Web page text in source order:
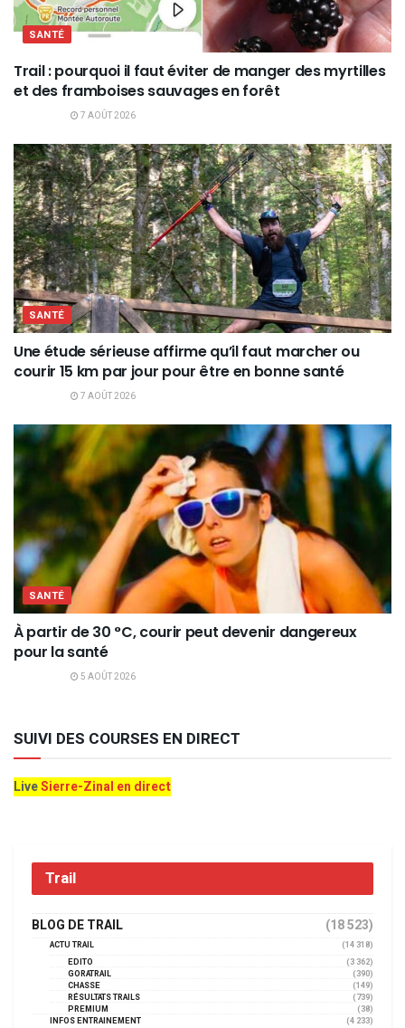
SANTÉ
Trail : pourquoi il faut éviter de manger des myrtilles
et des framboises sauvages en forêt
7 AOÛT 2026
SANTÉ
Une étude sérieuse affirme qu’il faut marcher ou
courir 15 km par jour pour être en bonne santé
7 AOÛT 2026
SANTÉ
À partir de 30 °C, courir peut devenir dangereux
pour la santé
5 AOÛT 2026
SUIVI DES COURSES EN DIRECT
LiveSierre-Zinal en direct
Trail
BLOG DE TRAIL (18 523)
ACTU TRAIL
(14 318)
EDITO
(3 362)
GORATRAIL
(390)
CHASSE
(149)
RÉSULTATS TRAILS
(739)
PREMIUM
(38)
INFOS ENTRAINEMENT
(4 233)